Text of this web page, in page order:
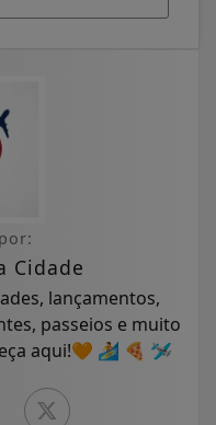
Cidade
lançamentos,
passeios e muito
aqui!🧡 🏄 🍕 🛩